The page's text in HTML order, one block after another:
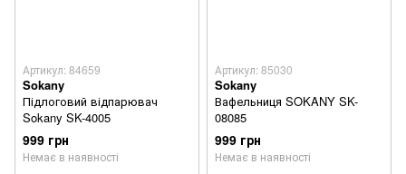
Артикул: 84659
Sokany
Підлоговий відпарювач
Sokany SK-4005
999 грн
Немає в наявності
Артикул: 85030
Sokany
Вафельниця SOKANY SK-
08085
999 грн
Немає в наявності